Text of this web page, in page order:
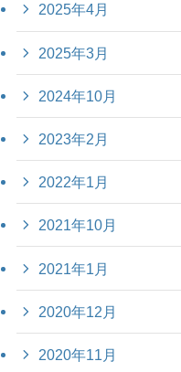
2025年4月
2025年3月
2024年10月
2023年2月
2022年1月
2021年10月
2021年1月
2020年12月
2020年11月